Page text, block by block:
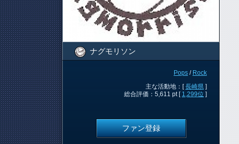
ナグモリソン
Pops / Rock
主な活動地：[長崎県 ]
総合評価：5,611 pt [ 1,299位 ]
ファン登録